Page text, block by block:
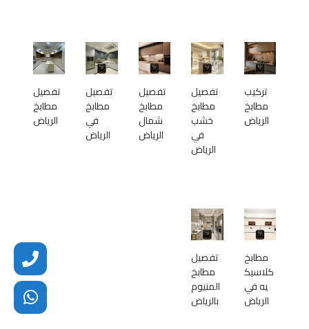
تركيب
مطابخ
الرياض
تفصيل
مطابخ
خشب
في
الرياض
تفصيل
مطابخ
شمال
الرياض
تفصيل
مطابخ
في
الرياض
تفصيل
مطابخ
الرياض
مطابخ
كلاسيك
يه في
الرياض
تفصيل
مطابخ
المنيوم
بالرياض